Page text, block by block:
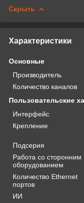
Скрыть
Характеристики
Основные
Производитель
Количество каналов
Пользовательские
Интерфейс
Крепление
Подсерия
Работа со сторонним
оборудованием
Количество Ethernet
портов
ИИ